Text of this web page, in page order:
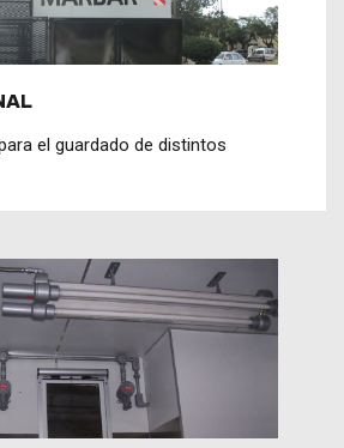
el guardado de distintos